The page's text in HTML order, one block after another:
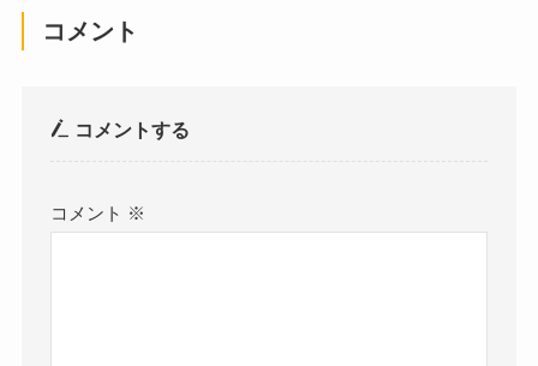
コメント
コメントする
コメント ※